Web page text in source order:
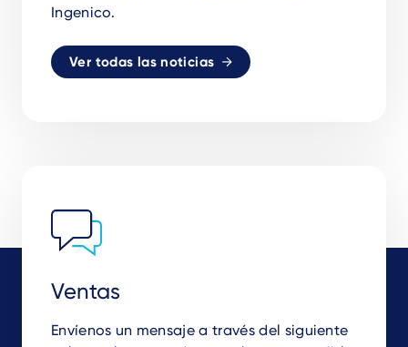
Ingenico.
Ver todas las noticias
Ventas
Envíenos un mensaje a través del siguiente